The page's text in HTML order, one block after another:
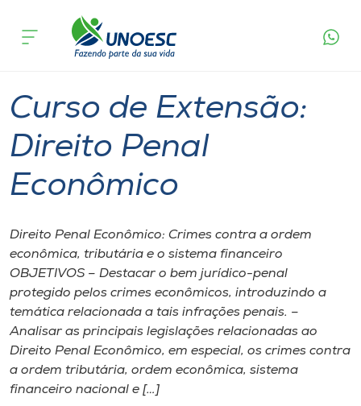
Cursos
Pesquisa
Atendimento ao Estudante
Portal de Ensino
A
Unoesc
Internacionalização
I.nova
acontece
Curso de Extensão:
Direito Penal
Econômico
Direito Penal Econômico: Crimes contra a ordem
econômica, tributária e o sistema financeiro
OBJETIVOS – Destacar o bem jurídico-penal
protegido pelos crimes econômicos, introduzindo a
temática relacionada a tais infrações penais. –
Analisar as principais legislações relacionadas ao
Direito Penal Econômico, em especial, os crimes contra
a ordem tributária, ordem econômica, sistema
financeiro nacional e […]